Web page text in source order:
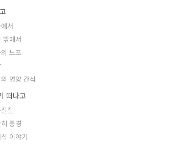
서
밖에서
노포
영양 간식
떠나고
절
풍경
이야기